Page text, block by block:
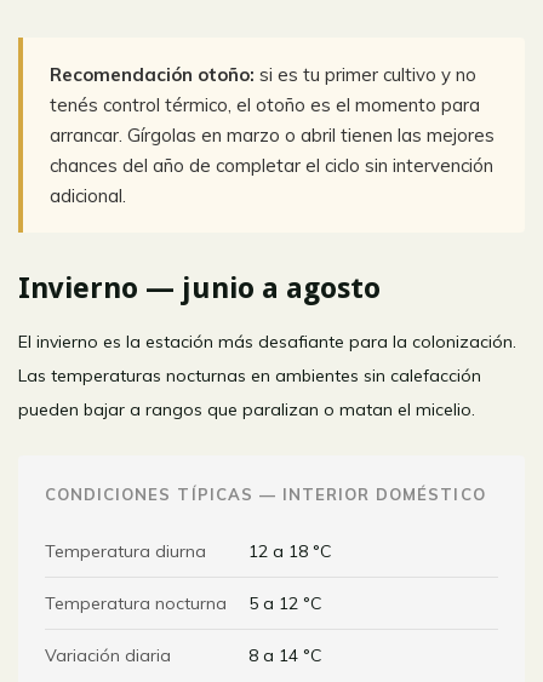
Recomendación otoño: si es tu primer cultivo y no
tenés control térmico, el otoño es el momento para
arrancar. Gírgolas en marzo o abril tienen las mejores
chances del año de completar el ciclo sin intervención
adicional.
Invierno — junio a agosto
El invierno es la estación más desafiante para la colonización.
Las temperaturas nocturnas en ambientes sin calefacción
pueden bajar a rangos que paralizan o matan el micelio.
CONDICIONES TÍPICAS — INTERIOR DOMÉSTICO
Temperatura diurna 12 a 18 °C
Temperatura nocturna 5 a 12 °C
Variación diaria 8 a 14 °C